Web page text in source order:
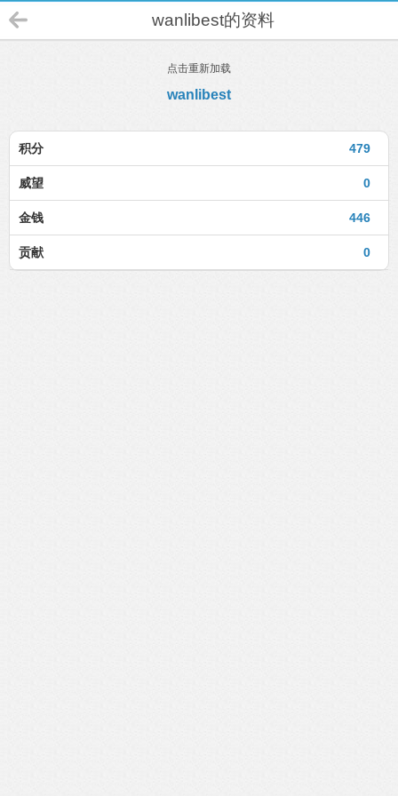
wanlibest的资料
点击重新加载
wanlibest
479
积分
0
威望
446
金钱
0
贡献